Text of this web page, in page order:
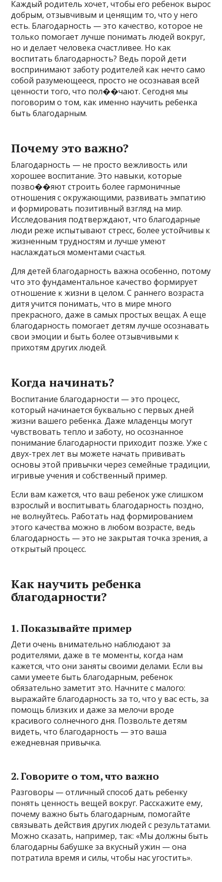
Каждый родитель хочет, чтобы его ребенок вырос
добрым, отзывчивым и ценящим то, что у него
есть. Благодарность — это качество, которое не
только помогает лучше понимать людей вокруг,
но и делает человека счастливее. Но как
воспитать благодарность? Ведь порой дети
воспринимают заботу родителей как нечто само
собой разумеющееся, просто не осознавая всей
ценности того, что пол��чают. Сегодня мы
поговорим о том, как именно научить ребенка
быть благодарным.
Почему это важно?
Благодарность — не просто вежливость или
хорошее воспитание. Это навыки, которые
позво��яют строить более гармоничные
отношения с окружающими, развивать эмпатию
и формировать позитивный взгляд на мир.
Исследования подтверждают, что благодарные
люди реже испытывают стресс, более устойчивы к
жизненным трудностям и лучше умеют
наслаждаться моментами счастья.
Для детей благодарность важна особенно, потому
что это фундаментальное качество формирует
отношение к жизни в целом. С раннего возраста
дитя учится понимать, что в мире много
прекрасного, даже в самых простых вещах. А еще
благодарность помогает детям лучше осознавать
свои эмоции и быть более отзывчивыми к
прихотям других людей.
Когда начинать?
Воспитание благодарности — это процесс,
который начинается буквально с первых дней
жизни вашего ребенка. Даже младенцы могут
чувствовать тепло и заботу, но осознанное
понимание благодарности приходит позже. Уже с
двух-трех лет вы можете начать прививать
основы этой привычки через семейные традиции,
игривые учения и собственный пример.
Если вам кажется, что ваш ребенок уже слишком
взрослый и воспитывать благодарность поздно,
не волнуйтесь. Работать над формированием
этого качества можно в любом возрасте, ведь
благодарность — это не закрытая точка зрения, а
открытый процесс.
Как научить ребенка
благодарности?
1. Показывайте пример
Дети очень внимательно наблюдают за
родителями, даже в те моменты, когда нам
кажется, что они заняты своими делами. Если вы
сами умеете быть благодарным, ребенок
обязательно заметит это. Начните с малого:
выражайте благодарность за то, что у вас есть, за
помощь близких и даже за мелочи вроде
красивого солнечного дня. Позвольте детям
видеть, что благодарность — это ваша
ежедневная привычка.
2. Говорите о том, что важно
Разговоры — отличный способ дать ребенку
понять ценность вещей вокруг. Расскажите ему,
почему важно быть благодарным, помогайте
связывать действия других людей с результатами.
Можно сказать, например, так: «Мы должны быть
благодарны бабушке за вкусный ужин — она
потратила время и силы, чтобы нас угостить».